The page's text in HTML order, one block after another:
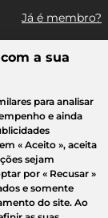
Já é membro?
venda...
Criança Beleza
a sua
para analisar
e ainda
« Aceito », aceita
sejam
por « Recusar »
e somente
do site. Ao